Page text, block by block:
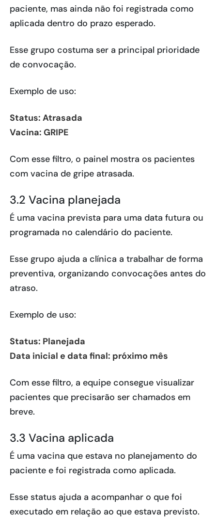
paciente, mas ainda não foi registrada como
aplicada dentro do prazo esperado.
Esse grupo costuma ser a principal prioridade
de convocação.
Exemplo de uso:
Status: Atrasada
Vacina: GRIPE
Com esse filtro, o painel mostra os pacientes
com vacina de gripe atrasada.
3.2 Vacina planejada
É uma vacina prevista para uma data futura ou
programada no calendário do paciente.
Esse grupo ajuda a clínica a trabalhar de forma
preventiva, organizando convocações antes do
atraso.
Exemplo de uso:
Status: Planejada
Data inicial e data final: próximo mês
Com esse filtro, a equipe consegue visualizar
pacientes que precisarão ser chamados em
breve.
3.3 Vacina aplicada
É uma vacina que estava no planejamento do
paciente e foi registrada como aplicada.
Esse status ajuda a acompanhar o que foi
executado em relação ao que estava previsto.